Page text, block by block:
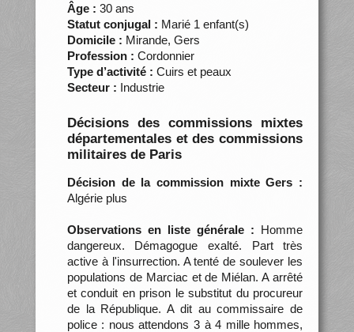
Âge : 30 ans
Statut conjugal : Marié 1 enfant(s)
Domicile : Mirande, Gers
Profession : Cordonnier
Type d’activité : Cuirs et peaux
Secteur : Industrie
Décisions des commissions mixtes
départementales et des commissions
militaires de Paris
Décision de la commission mixte Gers :
Algérie plus
Observations en liste générale : Homme
dangereux. Démagogue exalté. Part très
active à l'insurrection. A tenté de soulever les
populations de Marciac et de Miélan. A arrêté
et conduit en prison le substitut du procureur
de la République. A dit au commissaire de
police : nous attendons 3 à 4 mille hommes,